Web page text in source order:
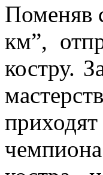
Поменяв
км”,
костру.